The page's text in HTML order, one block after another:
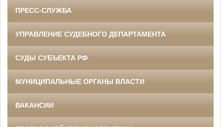
ПРЕСС-СЛУЖБА
УПРАВЛЕНИЕ СУДЕБНОГО ДЕПАРТАМЕНТА
СУДЫ СУБЪЕКТА РФ
МУНИЦИПАЛЬНЫЕ ОРГАНЫ ВЛАСТИ
ВАКАНСИИ